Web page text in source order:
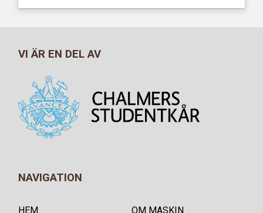
VI ÄR EN DEL AV
NAVIGATION
HEM
OM MASKIN